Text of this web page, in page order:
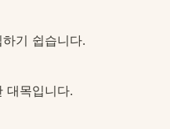
기 쉽습니다.
대목입니다.